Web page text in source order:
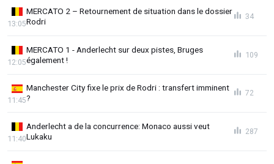
MERCATO 2 – Retournement de situation dans le dossier
Rodri
13:05
34
MERCATO 1 - Anderlecht sur deux pistes, Bruges
également !
12:05
109
Manchester City fixe le prix de Rodri : transfert imminent
?
11:45
72
Anderlecht a de la concurrence: Monaco aussi veut
Lukaku
11:40
287